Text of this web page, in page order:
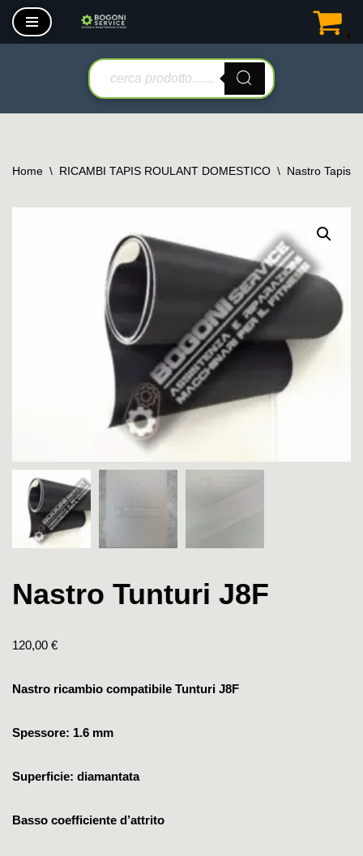
Vai
Home \ RICAMBI TAPIS ROULANT DOMESTICO \ Nastro Tapis
Nastro Tunturi J8F
120,00 €
Nastro ricambio compatibile Tunturi J8F
Spessore: 1.6 mm
Superficie: diamantata
Basso coefficiente d’attrito